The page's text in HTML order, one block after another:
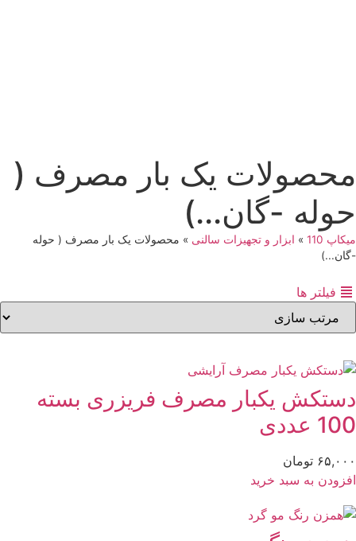
یک بار مصرف (
-گان...)
110
» ابزار و تجهیزات سالنی» محصولات یک بار مصرف ( حوله
فیلتر ها
یکبار مصرف فریزری بسته
عددی
تومان
به سبد خرید